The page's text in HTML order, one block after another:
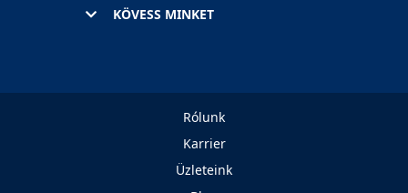
KÖVESS MINKET
Rólunk
Karrier
Üzleteink